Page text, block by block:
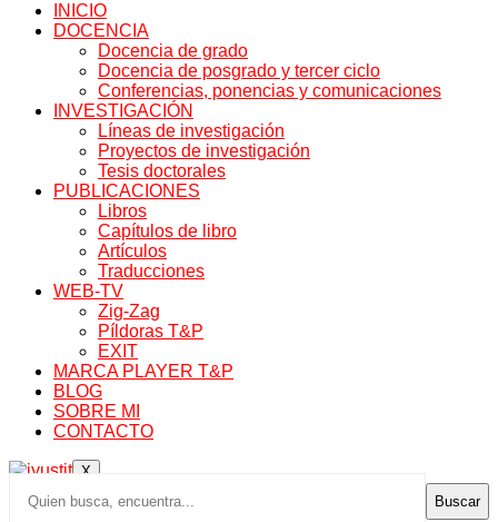
INICIO
DOCENCIA
Docencia de grado
Docencia de posgrado y tercer ciclo
Conferencias, ponencias y comunicaciones
INVESTIGACIÓN
Líneas de investigación
Proyectos de investigación
Tesis doctorales
PUBLICACIONES
Libros
Capítulos de libro
Artículos
Traducciones
WEB-TV
Zig-Zag
Píldoras T&P
EXIT
MARCA PLAYER T&P
BLOG
SOBRE MI
CONTACTO
X
Buscar